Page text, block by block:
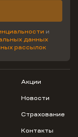
и
данных
рассылок
Акции
Новости
Страхование
Контакты